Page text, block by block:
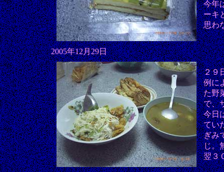
今年
ーキ
思わ
2005年12月29日
２９
例に
た野
で、
今日
てい
ぎみ
じ。
翌３